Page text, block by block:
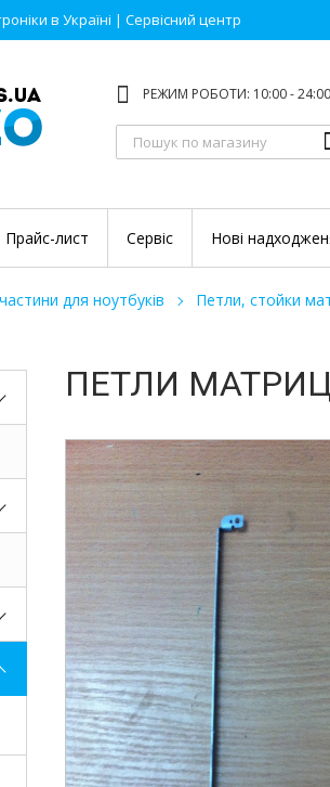
в Україні | Сервісний центр
РЕЖИМ РОБОТИ: 10:00 - 24:00
Прайс-лист Сервіс Нові
для ноутбуків Петли, стойки
ПЕТЛИ